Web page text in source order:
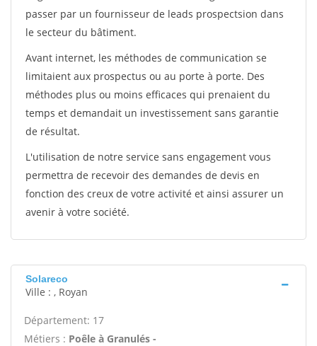
passer par un fournisseur de leads prospectsion dans
le secteur du bâtiment.
Avant internet, les méthodes de communication se
limitaient aux prospectus ou au porte à porte. Des
méthodes plus ou moins efficaces qui prenaient du
temps et demandait un investissement sans garantie
de résultat.
L'utilisation de notre service sans engagement vous
permettra de recevoir des demandes de devis en
fonction des creux de votre activité et ainsi assurer un
avenir à votre société.
Solareco
Ville : , Royan
Département: 17
Métiers : Poêle à Granulés -